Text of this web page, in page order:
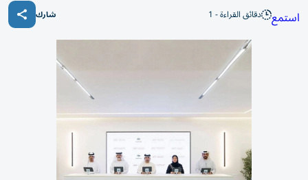
استمع دقائق القراءة - 1 شارك